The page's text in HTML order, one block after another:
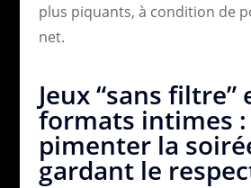
plus piquants, à condition de
net.
Jeux “sans filtre”
formats intimes :
pimenter la
gardant le